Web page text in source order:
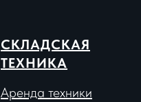
СКЛАДСКАЯ
ТЕХНИКА
Аренда техники